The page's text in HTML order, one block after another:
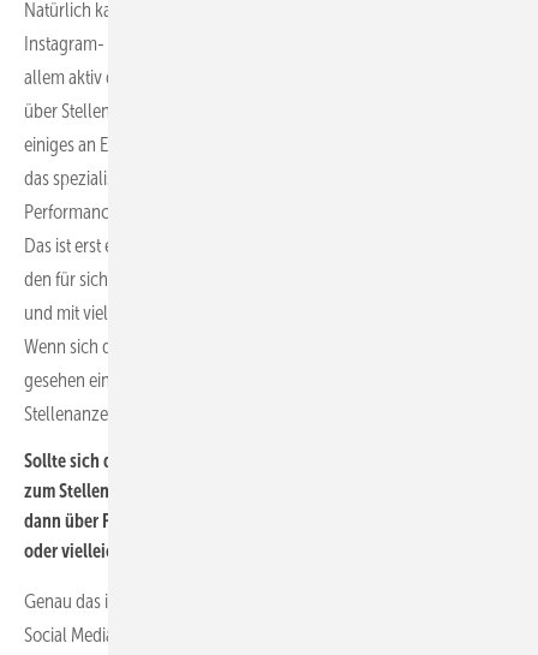
Natürlich kann das Unternehmen auch ganz klassisch Facebook-,
Instagram- oder Google-Kampagnen schalten und gezielt und vor
allem aktiv die Gruppe von Fachkräften ansprechen, statt passiv
über Stellenanzeigen Bewerbungen anzuregen. Doch dazu gehört
einiges an Erfahrung, und das Unternehmen braucht jemanden, der
das spezialisiert machen kann. Oder man greift auf eine
Performance-Recruiting-Agentur zurück, die damit Erfahrung hat.
Das ist erst einmal mehr Aufwand. Doch wenn das Unternehmen
den für sich passenden Weg gefunden hat, ist das vielversprechend
und mit viel weniger Aufwand verbunden als die analogen Mittel.
Wenn sich das einmal etabliert hat, ist es auch von den Kosten
gesehen eine sehr gute Lösung, als wenn das Unternehmen eine
Stellenanzeige schaltet.
Sollte sich das Unternehmen den Social-Media-Kanal suchen, der
zum Stellengesuch passt, also einen Handwerksmeister suche ich
dann über Facebook und einen Auszubildenden über Instagram
oder vielleicht sogar Tiktok oder Youtube?
Genau das ist die Herausforderung bei der Fachkräftesuche über
Social Media. Man muss ein bisschen schauen, auf welchen